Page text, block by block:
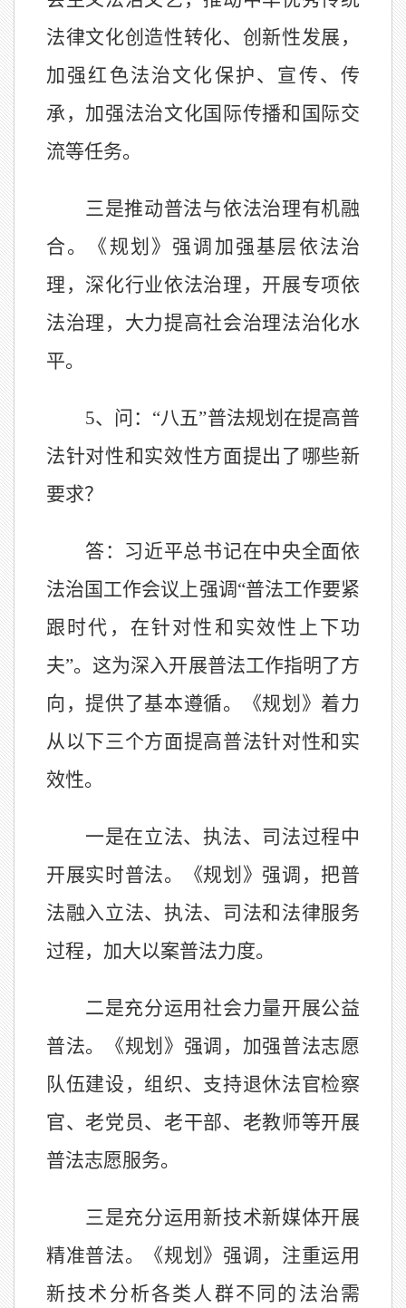
法律文化创造性转化、创新性发展，
加强红色法治文化保护、宣传、传
承，加强法治文化国际传播和国际交
流等任务。
三是推动普法与依法治理有机融
合。《规划》强调加强基层依法治
理，深化行业依法治理，开展专项依
法治理，大力提高社会治理法治化水
平。
5、问：“八五”普法规划在提高普
法针对性和实效性方面提出了哪些新
要求？
答：习近平总书记在中央全面依
法治国工作会议上强调“普法工作要紧
跟时代，在针对性和实效性上下功
夫”。这为深入开展普法工作指明了方
向，提供了基本遵循。《规划》着力
从以下三个方面提高普法针对性和实
效性。
一是在立法、执法、司法过程中
开展实时普法。《规划》强调，把普
法融入立法、执法、司法和法律服务
过程，加大以案普法力度。
二是充分运用社会力量开展公益
普法。《规划》强调，加强普法志愿
队伍建设，组织、支持退休法官检察
官、老党员、老干部、老教师等开展
普法志愿服务。
三是充分运用新技术新媒体开展
精准普法。《规划》强调，注重运用
新技术分析各类人群不同的法治需